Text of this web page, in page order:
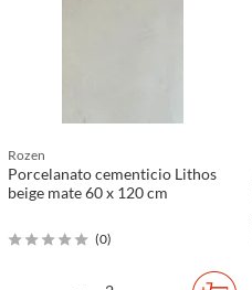
Rozen
Porcelanato cementicio Lithos
beige mate 60 x 120 cm
(0)